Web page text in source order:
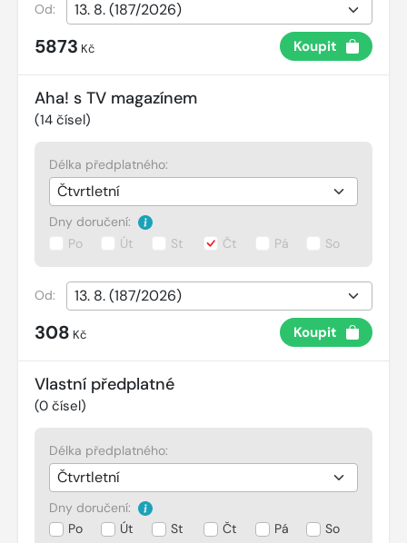
Od:
5873 Kč Koupit
Aha! s TV magazínem
(14 čísel)
Délka předplatného:
Dny doručení:
Po
Út St Čt Pá So
Od:
308 Kč Koupit
Vlastní předplatné
(0 čísel)
Délka předplatného:
Dny doručení:
Po
Út St Čt Pá So